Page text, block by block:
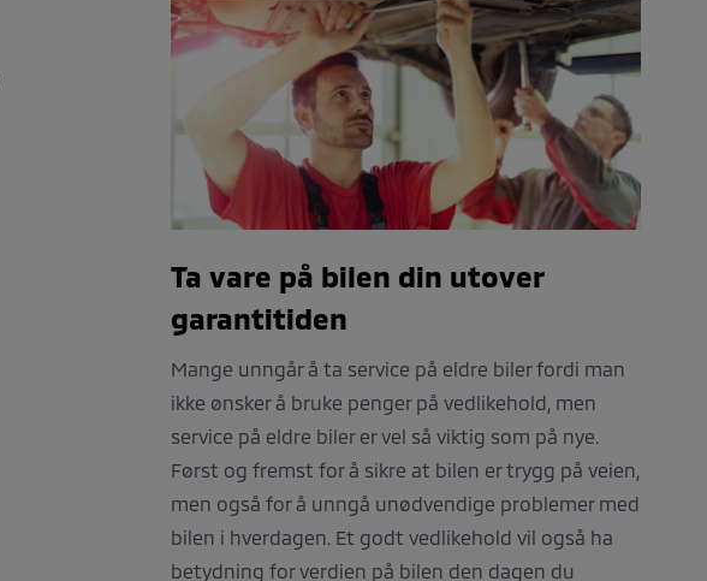
Ta vare på bilen din utover
garantitiden
Mange unngår å ta service på eldre biler fordi man
ikke ønsker å bruke penger på vedlikehold, men
service på eldre biler er vel så viktig som på nye.
Først og fremst for å sikre at bilen er trygg på veien,
men også for å unngå unødvendige problemer med
bilen i hverdagen. Et godt vedlikehold vil også ha
betydning for verdien på bilen den dagen du